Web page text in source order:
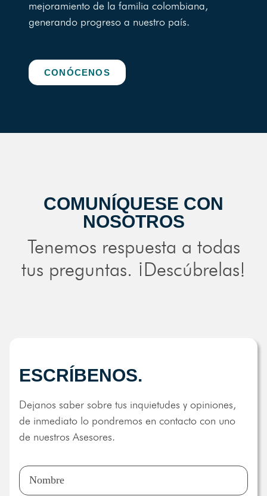
mejoramiento de la familia colombiana,
generando progreso a nuestro país.
CONÓCENOS
COMUNÍQUESE CON
NOSOTROS
Tenemos respuesta a todas
tus preguntas. ¡Descúbrelas!
ESCRÍBENOS.
Dejanos saber sobre tus inquietudes y opiniones,
de inmediato lo pondremos en contacto con uno
de nuestros Asesores.